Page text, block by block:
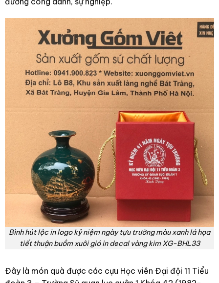
Bình hút lộc in logo kỷ niệm ngày tựu trường màu xanh lá họa
tiết thuận buồm xuôi gió in decal vàng kim XG-BHL33
Đây là món quà được các cựu Học viên Đại đội 11 Tiểu